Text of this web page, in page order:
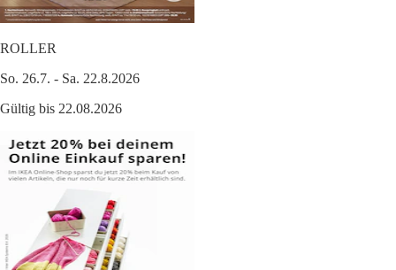
ROLLER
So. 26.7. - Sa. 22.8.2026
Gültig bis 22.08.2026